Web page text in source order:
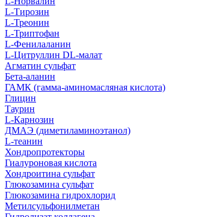
L-Тирозин
L-Треонин
L-Триптофан
L-Фенилаланин
L-Цитруллин DL-малат
Агматин cульфат
Бета-аланин
ГАМК (гамма-аминомасляная кислота)
Глицин
Таурин
L-Карнозин
ДМАЭ (диметиламиноэтанол)
L-теанин
Хондропротекторы
Гиалуроновая кислота
Хондроитина сульфат
Глюкозамина сульфат
Глюкозамина гидрохлорид
Метилсульфонилметан